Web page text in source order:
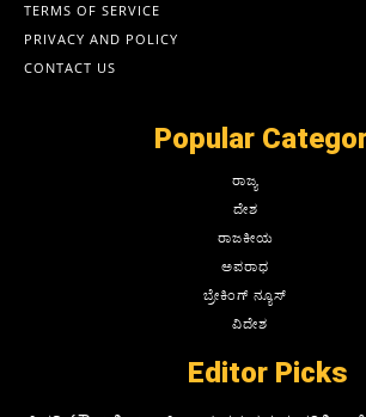
TERMS OF SERVICE
PRIVACY AND POLICY
CONTACT US
Popular
ರಾಜ್ಯ
ದೇಶ
ರಾಜಕೀಯ
ಅಪರಾಧ
ಬ್ರೇಕಿಂಗ್ ನ್ಯೂಸ್
ವಿದೇಶ
Editor Picks